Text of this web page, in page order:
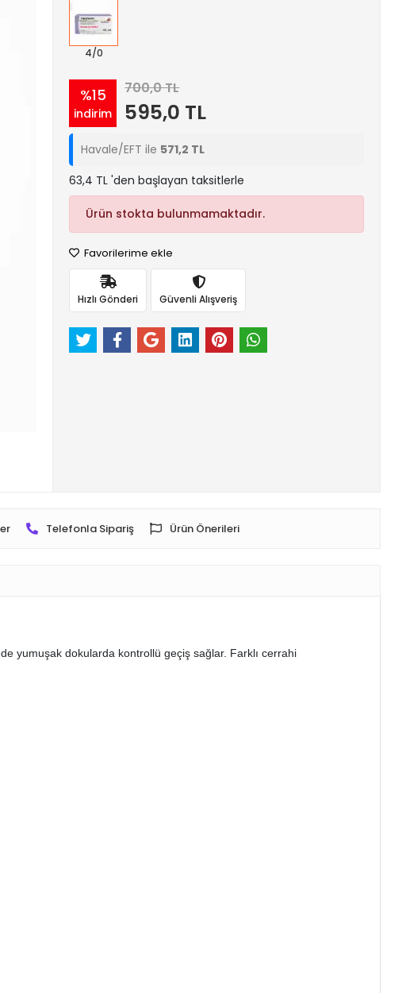
4/0
%15
indirim
700,0 TL
595,0 TL
Havale/EFT ile 571,2 TL
63,4 TL 'den başlayan taksitlerle
Ürün stokta bulunmamaktadır.
Favorilerime ekle
Hızlı Gönderi Güvenli Alışveriş
Telefonla Sipariş Ürün Önerileri
yumuşak dokularda kontrollü geçiş sağlar. Farklı cerrahi